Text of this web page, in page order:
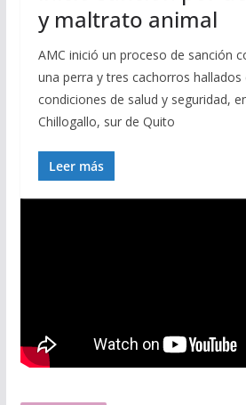
y maltrato animal
AMC inició un proceso de sanción
una perra y tres cachorros hallados
condiciones de salud y seguridad,
Chillogallo, sur de Quito
Leer más